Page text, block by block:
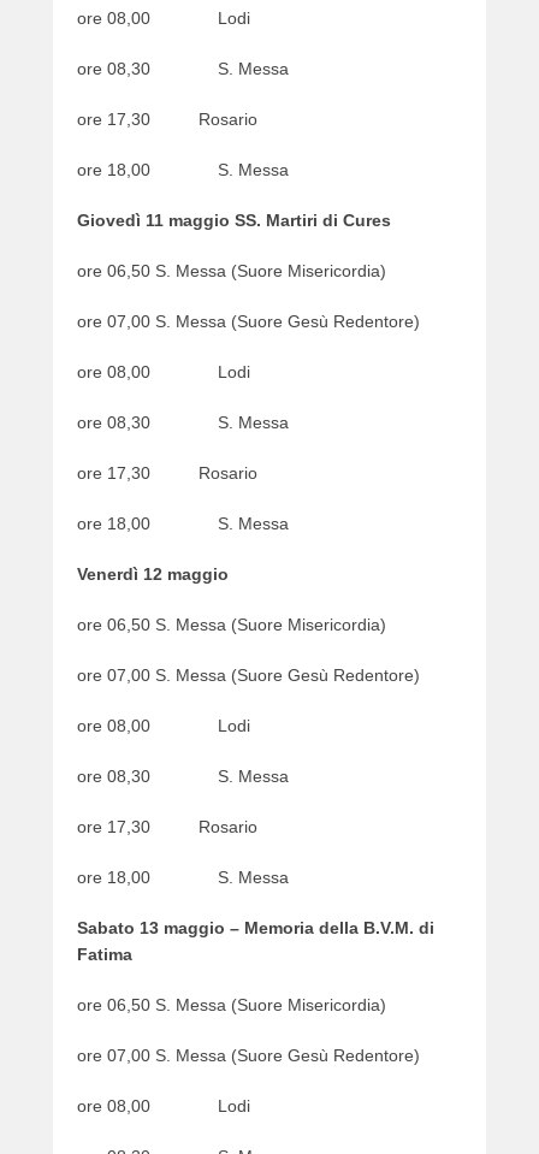
ore 08,00 Lodi
ore 08,30 S. Messa
ore 17,30 Rosario
ore 18,00 S. Messa
Giovedì 11 maggio SS. Martiri di Cures
ore 06,50 S. Messa (Suore Misericordia)
ore 07,00 S. Messa (Suore Gesù Redentore)
ore 08,00 Lodi
ore 08,30 S. Messa
ore 17,30 Rosario
ore 18,00 S. Messa
Venerdì 12 maggio
ore 06,50 S. Messa (Suore Misericordia)
ore 07,00 S. Messa (Suore Gesù Redentore)
ore 08,00 Lodi
ore 08,30 S. Messa
ore 17,30 Rosario
ore 18,00 S. Messa
Sabato 13 maggio – Memoria della B.V.M. di
Fatima
ore 06,50 S. Messa (Suore Misericordia)
ore 07,00 S. Messa (Suore Gesù Redentore)
ore 08,00 Lodi